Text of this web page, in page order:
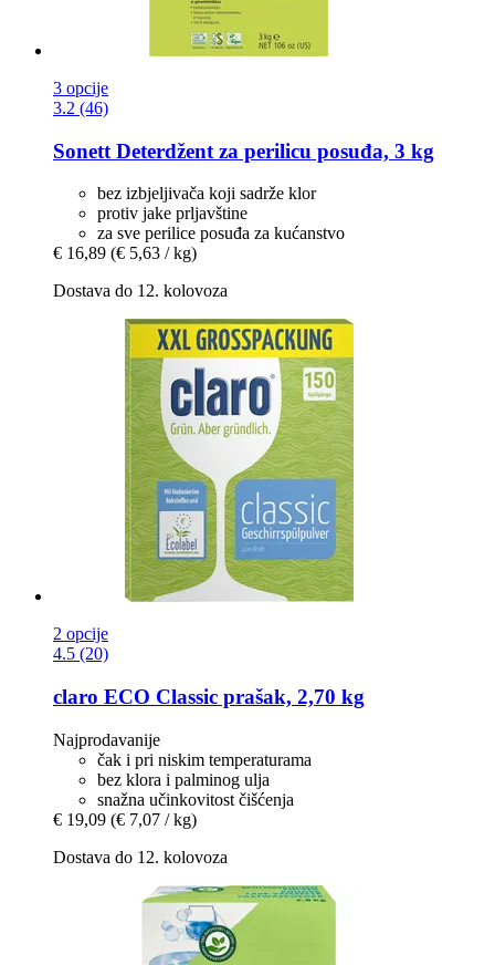
3 opcije
3.2 (46)
Sonett Deterdžent za perilicu posuđa, 3 kg
bez izbjeljivača koji sadrže klor
protiv jake prljavštine
za sve perilice posuđa za kućanstvo
€ 16,89 (€ 5,63 / kg)
Dostava do 12. kolovoza
2 opcije
4.5 (20)
claro ECO Classic prašak, 2,70 kg
Najprodavanije
čak i pri niskim temperaturama
bez klora i palminog ulja
snažna učinkovitost čišćenja
€ 19,09 (€ 7,07 / kg)
Dostava do 12. kolovoza